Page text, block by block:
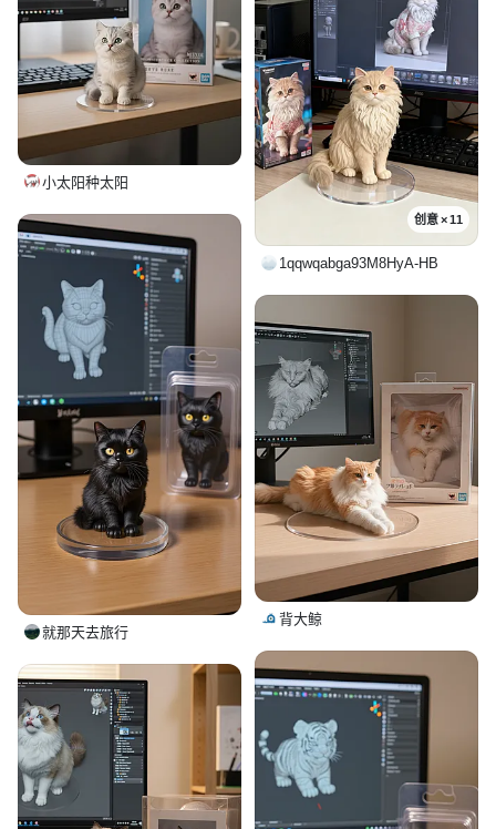
小太阳种太阳
创意 × 11
1qqwqabga93M8HyA-HB
就那天去旅行
背大鲸